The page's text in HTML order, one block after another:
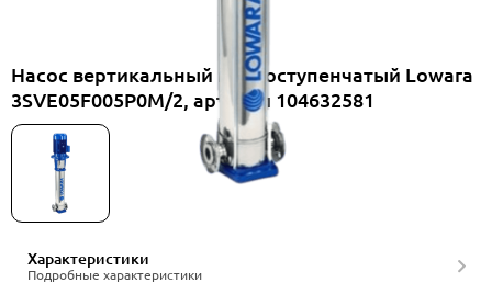
Насос вертикальный многоступенчатый Lowara
3SVE05F005P0M/2, артикул 104632581
Характеристики
Подробные характеристики